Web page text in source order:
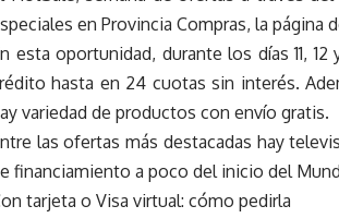
en Provincia Compras, la página
esta oportunidad, durante los días 11,
hasta en 24 cuotas sin interés.
variedad de productos con envío gratis.
las ofertas más destacadas hay
financiamiento a poco del inicio del
tarjeta o Visa virtual: cómo pedirla